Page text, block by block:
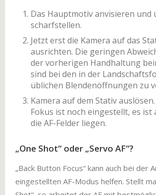
Das Hauptmotiv anvisieren und
scharfstellen.
Jetzt erst die Kamera auf das
ausrichten. Die geringen
der vorherigen Handhaltung
sind bei den in der
üblichen Blendenöffnungen zu
Kamera auf dem Stativ
Fokus ist noch eingestellt, es ist
die AF-Felder liegen.
„One Shot“ oder „Servo AF“?
„Back Button Focus“ kann auch bei der
eingestellten AF-Modus helfen. Stellt